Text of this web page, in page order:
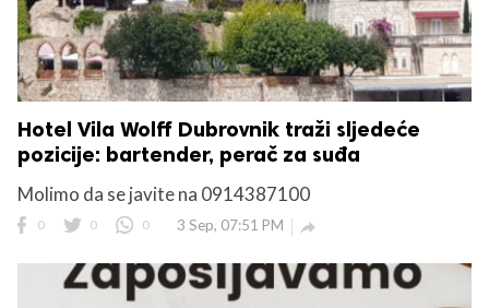
Hotel Vila Wolff Dubrovnik traži sljedeće
pozicije: bartender, perač za suđa
Molimo da se javite na 0914387100
0 0 0 3 Sep, 07:51 PM 